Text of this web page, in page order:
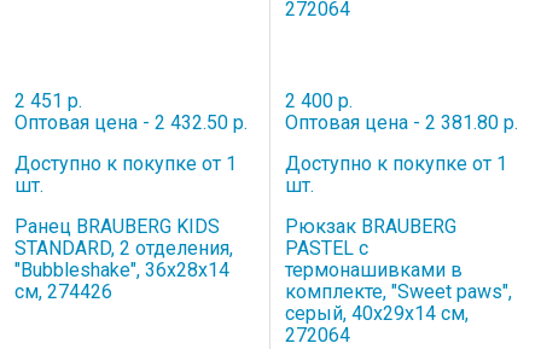
2 451 р.
Оптовая цена - 2 432.50 р.
Доступно к покупке от 1
шт.
Ранец BRAUBERG KIDS
STANDARD, 2 отделения,
"Bubbleshake", 36х28х14
см, 274426
2 400 р.
Оптовая цена - 2 381.80 р.
Доступно к покупке от 1
шт.
Рюкзак BRAUBERG
PASTEL с
термонашивками в
комплекте, "Sweet paws",
серый, 40х29х14 см,
272064